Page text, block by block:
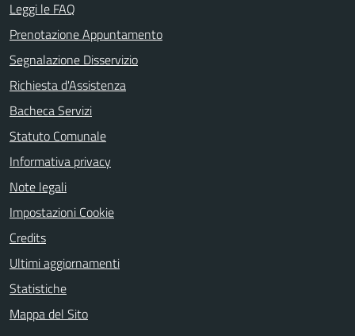
Leggi le FAQ
Prenotazione Appuntamento
Segnalazione Disservizio
Richiesta d'Assistenza
Bacheca Servizi
Statuto Comunale
Informativa privacy
Note legali
Impostazioni Cookie
Credits
Ultimi aggiornamenti
Statistiche
Mappa del Sito